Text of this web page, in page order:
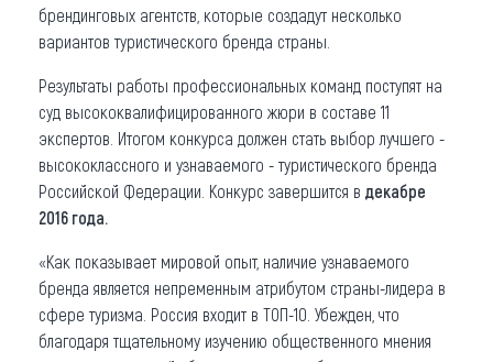
Коллекция впечатлений
брендинговых агентств, которые создадут несколько
вариантов туристического бренда страны.
Результаты работы профессиональных команд поступят на
суд высококвалифицированного жюри в составе 11
экспертов. Итогом конкурса должен стать выбор лучшего -
высококлассного и узнаваемого - туристического бренда
Российской Федерации. Конкурс завершится в декабре
2016 года.
«Как показывает мировой опыт, наличие узнаваемого
бренда является непременным атрибутом страны-лидера в
сфере туризма. Россия входит в ТОП-10. Убежден, что
благодаря тщательному изучению общественного мнения